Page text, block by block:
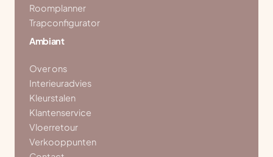
Roomplanner
Trapconfigurator
Ambiant
Over ons
Interieuradvies
Kleurstalen
Klantenservice
Vloerretour
Verkooppunten